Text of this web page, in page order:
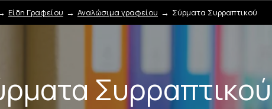
Είδη Γραφείου Αναλώσιμα γραφείου Σύρματα Συρραπτικού
Συρραπτικού